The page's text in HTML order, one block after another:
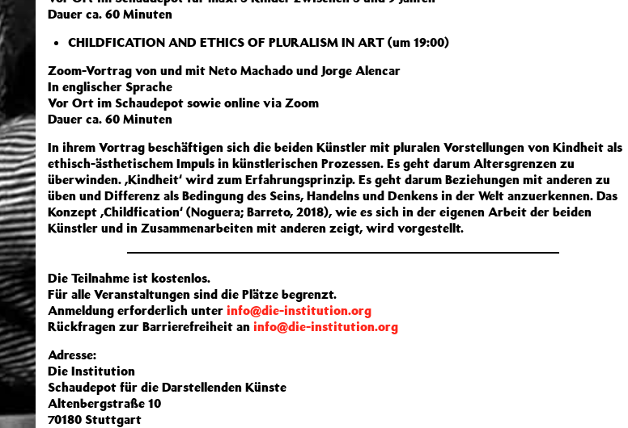
Dauer ca. 60 Minuten
CHILDFICATION AND ETHICS OF PLURALISM IN ART (um 19:00)
Zoom-Vortrag von und mit Neto Machado und Jorge Alencar
In englischer Sprache
Vor Ort im Schaudepot sowie online via Zoom
Dauer ca. 60 Minuten
In ihrem Vortrag beschäftigen sich die beiden Künstler mit pluralen Vorstellungen von Kindheit als
ethisch-ästhetischem Impuls in künstlerischen Prozessen. Es geht darum Altersgrenzen zu
überwinden. ,Kindheit‘ wird zum Erfahrungsprinzip. Es geht darum Beziehungen mit anderen zu
üben und Differenz als Bedingung des Seins, Handelns und Denkens in der Welt anzuerkennen. Das
Konzept ,Childfication‘ (Noguera; Barreto, 2018), wie es sich in der eigenen Arbeit der beiden
Künstler und in Zusammenarbeiten mit anderen zeigt, wird vorgestellt.
Die Teilnahme ist kostenlos.
Für alle Veranstaltungen sind die Plätze begrenzt.
Anmeldung erforderlich unter info@die-institution.org
Rückfragen zur Barrierefreiheit an info@die-institution.org
Adresse:
Die Institution
Schaudepot für die Darstellenden Künste
Altenbergstraße 10
70180 Stuttgart